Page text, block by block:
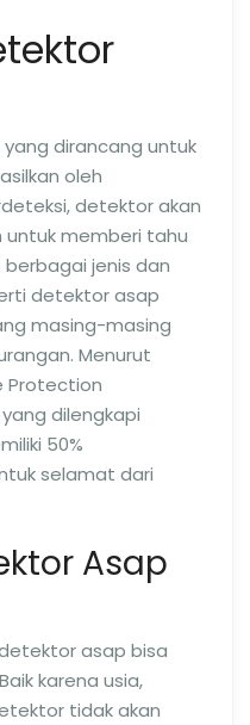
dirancang untuk
oleh
detektor akan
untuk memberi tahu
jenis dan
detektor asap
masing-masing
Menurut
Protection
dilengkapi
50%
selamat dari
Asap
asap bisa
karena usia,
tidak akan